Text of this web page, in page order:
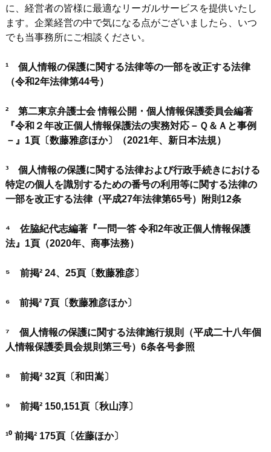
に、経営者の皆様に最適なリーガルサービスを提供いたし
ます。企業経営の中で気になる点がございましたら、いつ
でも当事務所にご相談ください。
¹ 個人情報の保護に関する法律等の一部を改正する法律
（令和2年法律第44号）
² 第二東京弁護士会 情報公開・個人情報保護委員会編著
『令和２年改正個人情報保護法の実務対応－Ｑ＆Ａと事例
－』1頁〔数藤雅彦ほか〕（2021年、新日本法規）
³ 個人情報の保護に関する法律および行政手続きにおける
特定の個人を識別するための番号の利用等に関する法律の
一部を改正する法律（平成27年法律第65号）附則12条
⁴ 佐脇紀代志編著『一問一答 令和2年改正個人情報保護
法』1頁（2020年、商事法務）
⁵ 前掲² 24、25頁〔数藤雅彦〕
⁶ 前掲² 7頁〔数藤雅彦ほか〕
⁷ 個人情報の保護に関する法律施行規則（平成二十八年個
人情報保護委員会規則第三号）6条各号参照
⁸ 前掲² 32頁〔和田嵩〕
⁹ 前掲² 150,151頁〔秋山淳〕
¹⁰ 前掲² 175頁〔佐藤ほか〕